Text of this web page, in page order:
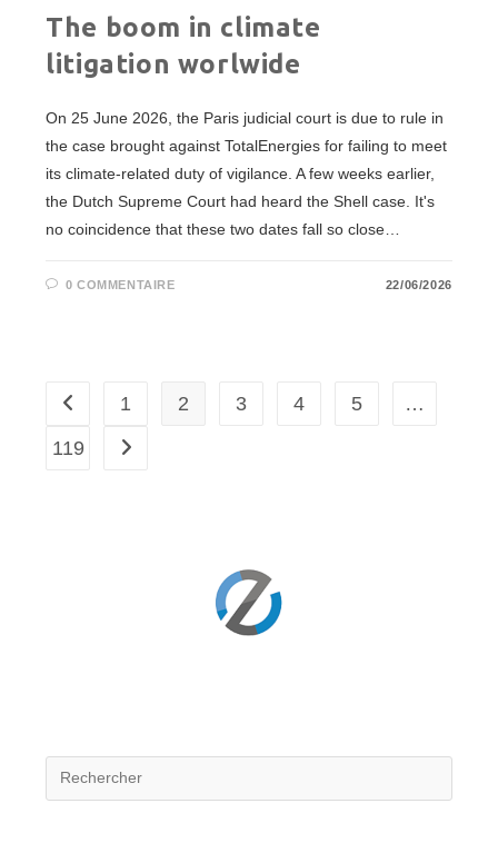
The boom in climate
litigation worlwide
On 25 June 2026, the Paris judicial court is due to rule in
the case brought against TotalEnergies for failing to meet
its climate-related duty of vigilance. A few weeks earlier,
the Dutch Supreme Court had heard the Shell case. It's
no coincidence that these two dates fall so close…
0 COMMENTAIRE 22/06/2026
Go to the previous page
1 2 3 4 5
…
119
Aller à la page suivante